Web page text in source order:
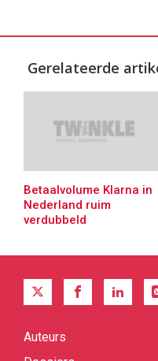
Gerelateerde
Betaalvolume Klarna in
Nederland ruim
verdubbeld
Quick
Auteurs